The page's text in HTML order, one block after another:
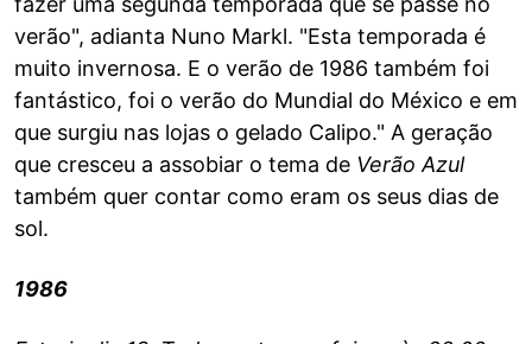
verão", adianta Nuno Markl. "Esta temporada é
muito invernosa. E o verão de 1986 também foi
fantástico, foi o verão do Mundial do México e em
que surgiu nas lojas o gelado Calipo." A geração
que cresceu a assobiar o tema de Verão Azul
também quer contar como eram os seus dias de
sol.
1986